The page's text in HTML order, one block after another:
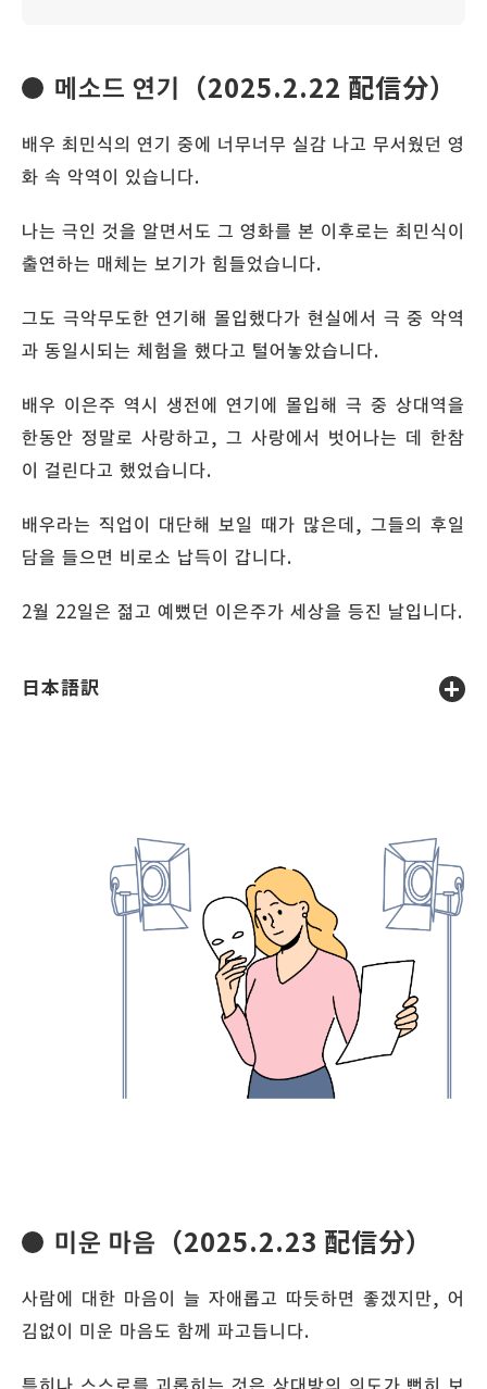
메소드 연기（2025.2.22 配信分）
배우 최민식의 연기 중에 너무너무 실감 나고 무서웠던 영
화 속 악역이 있습니다.
나는 극인 것을 알면서도 그 영화를 본 이후로는 최민식이
출연하는 매체는 보기가 힘들었습니다.
그도 극악무도한 연기해 몰입했다가 현실에서 극 중 악역
과 동일시되는 체험을 했다고 털어놓았습니다.
배우 이은주 역시 생전에 연기에 몰입해 극 중 상대역을
한동안 정말로 사랑하고, 그 사랑에서 벗어나는 데 한참
이 걸린다고 했었습니다.
배우라는 직업이 대단해 보일 때가 많은데, 그들의 후일
담을 들으면 비로소 납득이 갑니다.
2월 22일은 젊고 예뻤던 이은주가 세상을 등진 날입니다.
日本語訳
미운 마음（2025.2.23 配信分）
사람에 대한 마음이 늘 자애롭고 따듯하면 좋겠지만, 어
김없이 미운 마음도 함께 파고듭니다.